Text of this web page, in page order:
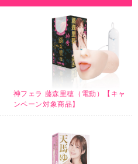
神フェラ 藤森里穂（電動）【キャ
ンペーン対象商品】